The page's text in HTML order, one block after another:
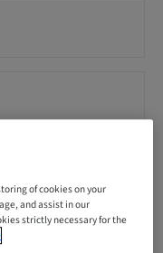
of cookies on your
and assist in our
strictly necessary for the